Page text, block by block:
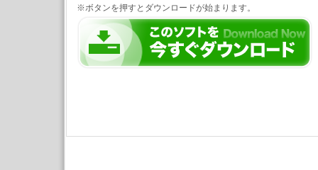
※ボタンを押すとダウンロードが始まります。